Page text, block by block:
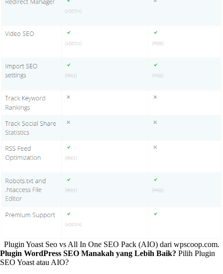
Plugin Yoast Seo vs All In One SEO Pack (AIO) dari wpscoop.com.
Plugin WordPress SEO Manakah yang Lebih Baik? Pilih Plugin
SEO Yoast atau AIO?